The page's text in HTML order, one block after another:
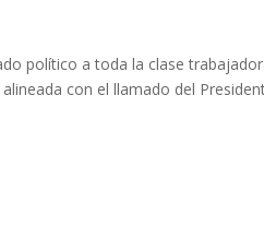
político a toda la clase
con el llamado del